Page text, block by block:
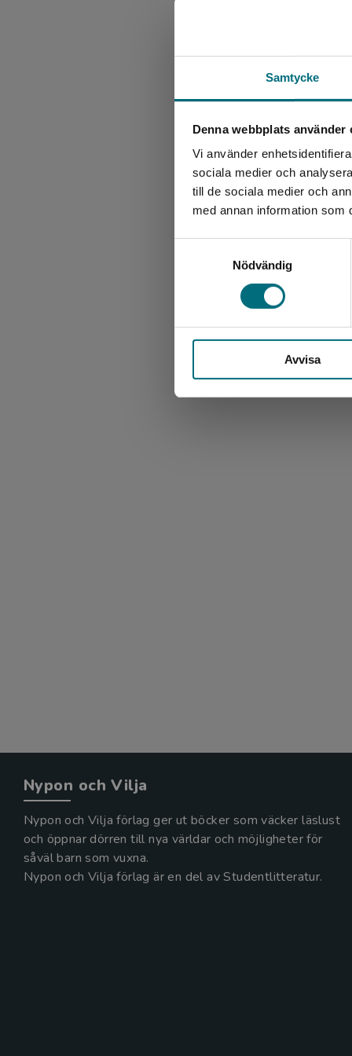
Samtycke
Denna webbplats använder
Vi använder
sociala medier och
till de sociala medier och
med annan information som
Nödvändig
Avvisa
Nypon och Vilja
Nypon och Vilja förlag ger ut böcker som väcker läslust
och öppnar dörren till nya världar och möjligheter för
såväl barn som vuxna.
Nypon och Vilja förlag är en del av Studentlitteratur.